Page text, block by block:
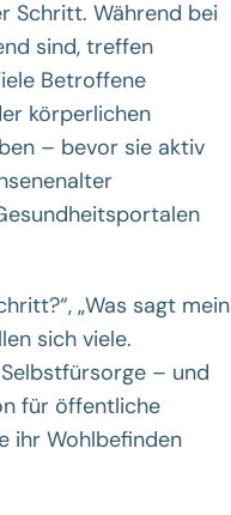
Schritt. Während bei
sind, treffen
Betroffene
körperlichen
– bevor sie aktiv
„Was sagt mein
sich viele.
– und
für öffentliche
ihr Wohlbefinden